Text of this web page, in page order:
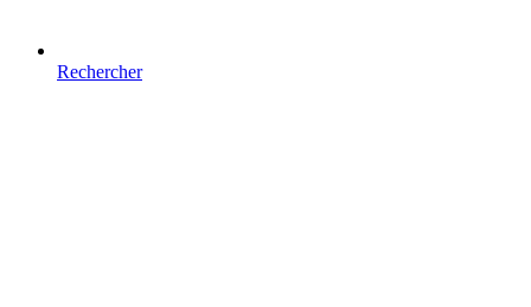
Rechercher